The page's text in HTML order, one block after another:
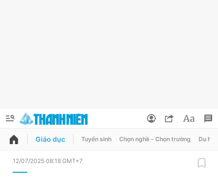
QUẢNG CÁO ĐẶT BÁO
Giáo dục Tuyển sinh Chọn nghề - Chọn trường Du học
12/07/2025 08:18 GMT+7